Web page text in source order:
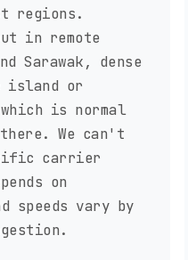
regions.
in remote
Sarawak, dense
island or
is normal
We can't
carrier
on
vary by